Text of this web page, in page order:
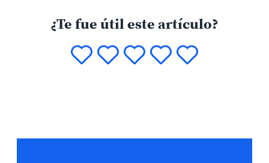
¿Te fue útil este artículo?